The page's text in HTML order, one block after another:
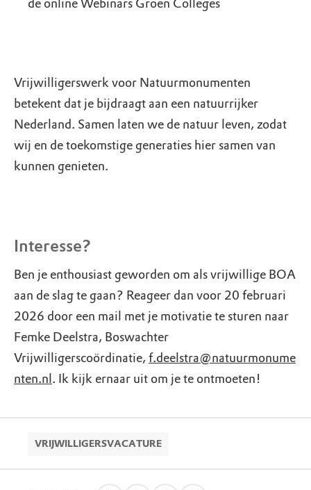
de online Webinars Groen Colleges
Vrijwilligerswerk voor Natuurmonumenten
betekent dat je bijdraagt aan een natuurrijker
Nederland. Samen laten we de natuur leven, zodat
wij en de toekomstige generaties hier samen van
kunnen genieten.
Interesse?
Ben je enthousiast geworden om als vrijwillige BOA
aan de slag te gaan? Reageer dan voor 20 februari
2026 door een mail met je motivatie te sturen naar
Femke Deelstra, Boswachter
Vrijwilligerscoördinatie, f.deelstra@natuurmonume
nten.nl . Ik kijk ernaar uit om je te ontmoeten!
VRIJWILLIGERSVACATURE